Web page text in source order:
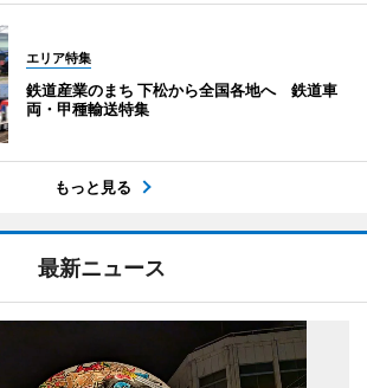
エリア特集
鉄道産業のまち 下松から全国各地へ 鉄道車
両・甲種輸送特集
もっと見る
最新ニュース